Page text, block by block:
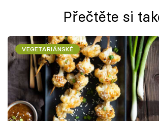
Přečtěte si
VEGETARIÁNSKÉ